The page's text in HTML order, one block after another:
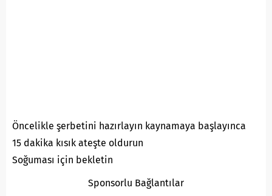
Öncelikle şerbetini hazırlayın kaynamaya başlayınca
15 dakika kısık ateşte oldurun
Soğuması için bekletin
Sponsorlu Bağlantılar